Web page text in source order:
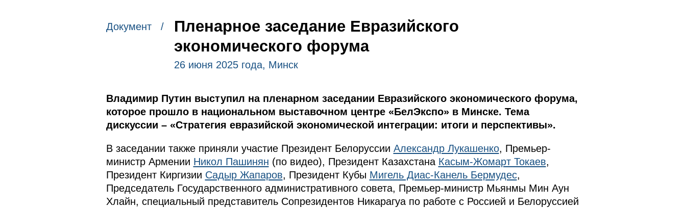
Документ /
Пленарное заседание Евразийского
экономического форума
26 июня 2025 года, Минск
Владимир Путин выступил на пленарном заседании Евразийского экономического форума,
которое прошло в национальном выставочном центре «БелЭкспо» в Минске. Тема
дискуссии – «Стратегия евразийской экономической интеграции: итоги и перспективы».
В заседании также приняли участие Президент Белоруссии Александр Лукашенко, Премьер-
министр Армении Никол Пашинян (по видео), Президент Казахстана Касым-Жомарт Токаев,
Президент Киргизии Садыр Жапаров, Президент Кубы Мигель Диас-Канель Бермудес,
Председатель Государственного административного совета, Премьер-министр Мьянмы Мин Аун
Хлайн, специальный представитель Сопрезидентов Никарагуа по работе с Россией и Белоруссией